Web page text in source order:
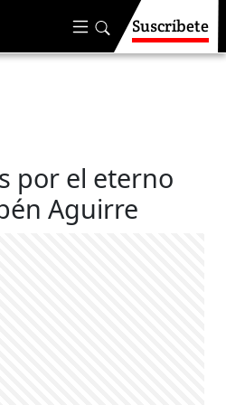
Suscríbete
por el eterno
Aguirre